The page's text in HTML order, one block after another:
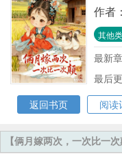
作者：
其他
最新
最后
返回书页
阅读
【俩月嫁两次，一次比一